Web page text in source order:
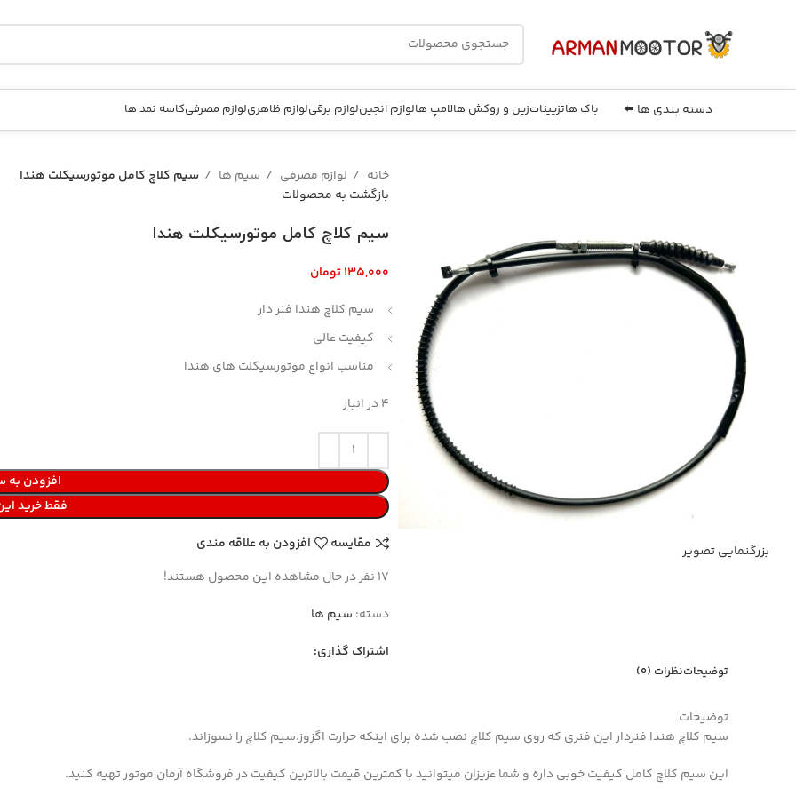
دسته بندی ها ⬅️ باک هاتزییناتزین و روکش هالامپ هالوازم انجینلوازم برقیلوازم ظاهریلوازم مصرفیکاسه نمد ها
بزرگنمایی تصویر
خانه لوازم مصرفی سیم ها
سیم کلاچ کامل موتورسیکلت هندا
بازگشت به محصولات
سیم کلاچ کامل موتورسیکلت هندا
تومان
سیم کلاچ هندا فنر دار
کیفیت عالی
مناسب انواع موتورسیکلت های هندا
4 در انبار
افزودن به
فقط خرید
مقایسه
افزودن به علاقه مندی
17 نفر در حال مشاهده این محصول هستند!
دسته: سیم ها
اشتراک گذاری:
توضیحاتنظرات (0)
توضیحات
سیم کلاچ هندا فنردار این فنری که روی سیم کلاچ نصب شده برای اینکه حرارت اگزوز.سیم کلاچ را نسوزاند.
این سیم کلاچ کامل کیفیت خوبی داره و شما عزیزان میتوانید با کمترین قیمت بالاترین کیفیت در فروشگاه آرمان موتور تهیه کنید.